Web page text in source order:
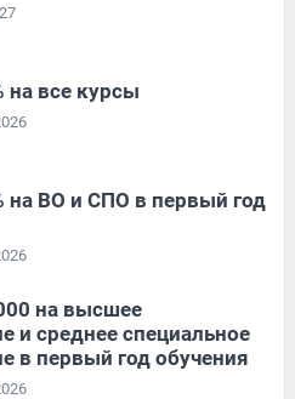
на все курсы
на ВО и СПО в первый год
на высшее
и среднее специальное
в первый год обучения